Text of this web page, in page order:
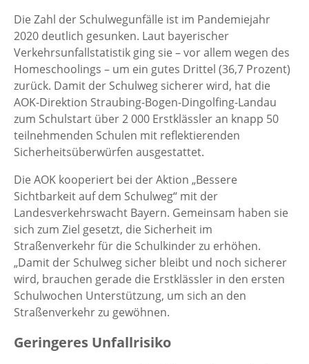
Die Zahl der Schulwegunfälle ist im Pandemiejahr
2020 deutlich gesunken. Laut bayerischer
Verkehrsunfallstatistik ging sie – vor allem wegen des
Homeschoolings – um ein gutes Drittel (36,7 Prozent)
zurück. Damit der Schulweg sicherer wird, hat die
AOK-Direktion Straubing-Bogen-Dingolfing-Landau
zum Schulstart über 2 000 Erstklässler an knapp 50
teilnehmenden Schulen mit reflektierenden
Sicherheitsüberwürfen ausgestattet.
Die AOK kooperiert bei der Aktion „Bessere
Sichtbarkeit auf dem Schulweg“ mit der
Landesverkehrswacht Bayern. Gemeinsam haben sie
sich zum Ziel gesetzt, die Sicherheit im
Straßenverkehr für die Schulkinder zu erhöhen.
„Damit der Schulweg sicher bleibt und noch sicherer
wird, brauchen gerade die Erstklässler in den ersten
Schulwochen Unterstützung, um sich an den
Straßenverkehr zu gewöhnen.
Geringeres Unfallrisiko